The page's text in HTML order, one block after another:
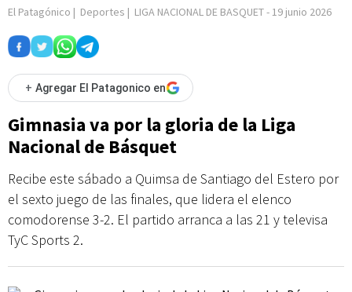
El Patagónico | Deportes | LIGA NACIONAL DE BASQUET- 19 junio 2026
+ Agregar El Patagonico en
Gimnasia va por la gloria de la Liga
Nacional de Básquet
Recibe este sábado a Quimsa de Santiago del Estero por
el sexto juego de las finales, que lidera el elenco
comodorense 3-2. El partido arranca a las 21 y televisa
TyC Sports 2.